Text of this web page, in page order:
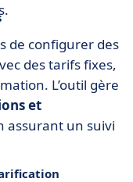
de configurer des
des tarifs fixes,
L’outil gère
et
assurant un suivi